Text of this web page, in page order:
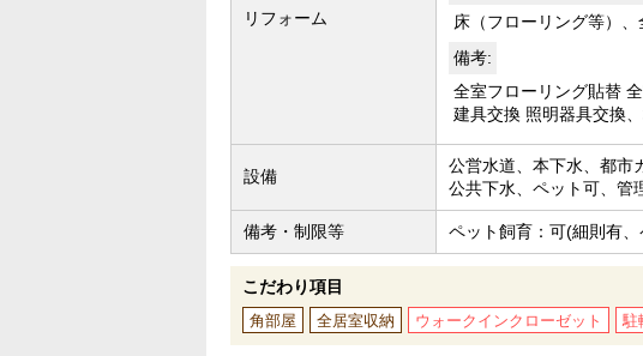
リフォーム
床（フローリング等）
備考:
全室フローリング貼替
建具交換 照明器具交換
設備
公営水道、本下水、都市
公共下水、ペット可、管
備考・制限等 ペット飼育：可(細則有
こだわり項目
角部屋 全居室収納 ウォークインクローゼット 駐